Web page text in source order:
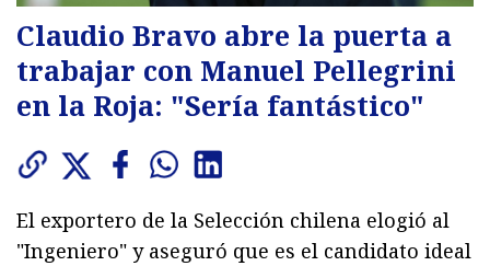
Claudio Bravo abre la puerta a
trabajar con Manuel Pellegrini
en la Roja: "Sería fantástico"
El exportero de la Selección chilena elogió al
"Ingeniero" y aseguró que es el candidato ideal